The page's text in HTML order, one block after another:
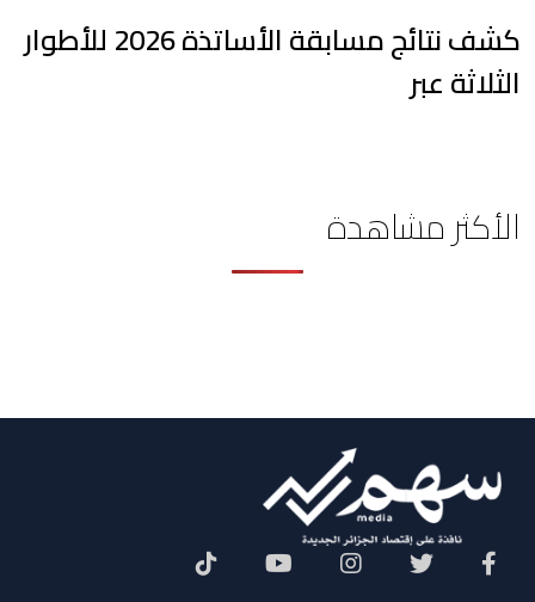
كشف نتائج مسابقة الأساتذة 2026 للأطوار
الثلاثة عبر
الأكثر مشاهدة